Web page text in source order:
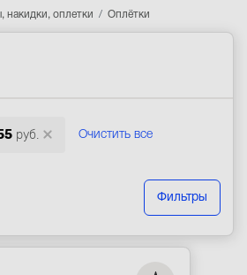
накидки, оплетки Оплётки
руб. Очистить все
Фильтры